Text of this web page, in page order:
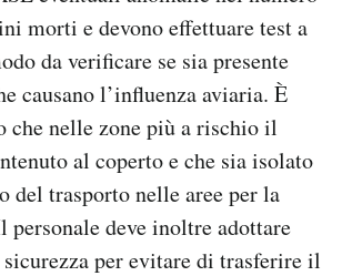
morti e devono effettuare test a
da verificare se sia presente
causano l’influenza aviaria. È
che nelle zone più a rischio il
al coperto e che sia isolato
del trasporto nelle aree per la
personale deve inoltre adottare
per evitare di trasferire il